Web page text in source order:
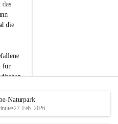
das
die
für
oder
Bitte
u
e
d
Naturpark
•27. Feb. 2026